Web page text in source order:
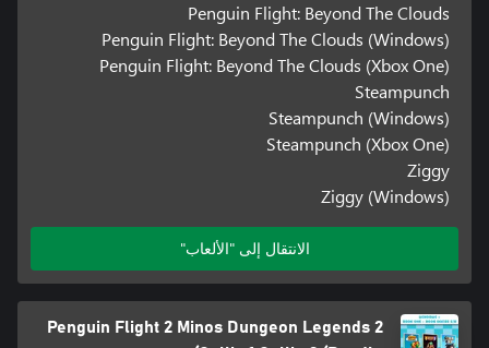
Penguin Flight: Beyond The Clouds
Penguin Flight: Beyond The Clouds (Windows)
Penguin Flight: Beyond The Clouds (Xbox One)
Steampunch
Steampunch (Windows)
Steampunch (Xbox One)
Ziggy
Ziggy (Windows)
الانتقال إلى "الألعاب"
Penguin Flight 2 Minos Dungeon Legends 2